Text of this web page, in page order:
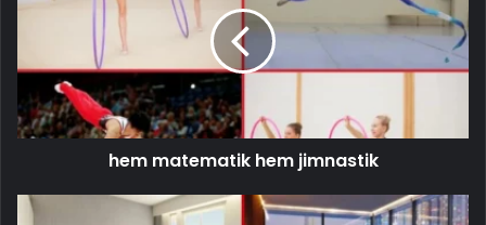
hem matematik hem jimnastik